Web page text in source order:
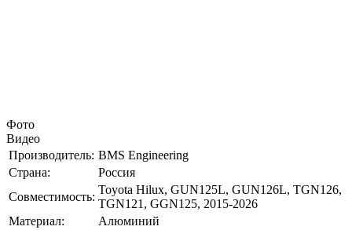
Фото
Видео
Производитель: BMS Engineering
Страна:
Россия
Совместимость:
Toyota Hilux, GUN125L, GUN126L, TGN126,
TGN121, GGN125, 2015-2026
Материал:
Алюминий